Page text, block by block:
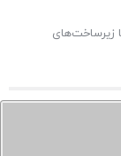
زیرساخت‌های